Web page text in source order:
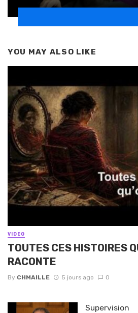
YOU MAY ALSO LIKE
VIDEO
TOUTES CES HISTOIRES
RACONTE
By CHMAILLE 5 jours ago 0
Supervision